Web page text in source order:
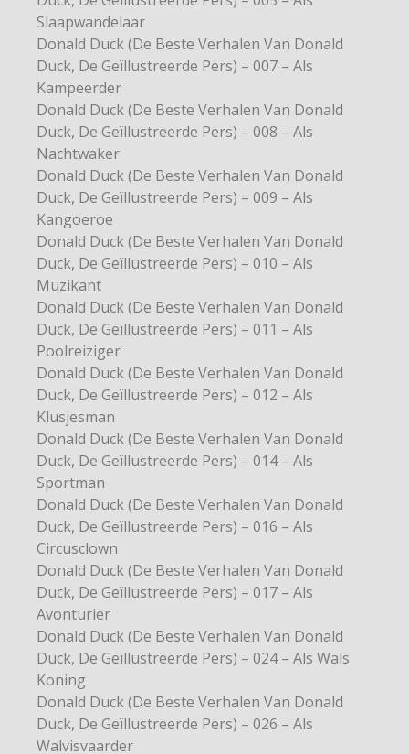
Slaapwandelaar
Donald Duck (De Beste Verhalen Van Donald
Duck, De Geïllustreerde Pers) – 007 – Als
Kampeerder
Donald Duck (De Beste Verhalen Van Donald
Duck, De Geïllustreerde Pers) – 008 – Als
Nachtwaker
Donald Duck (De Beste Verhalen Van Donald
Duck, De Geïllustreerde Pers) – 009 – Als
Kangoeroe
Donald Duck (De Beste Verhalen Van Donald
Duck, De Geïllustreerde Pers) – 010 – Als
Muzikant
Donald Duck (De Beste Verhalen Van Donald
Duck, De Geïllustreerde Pers) – 011 – Als
Poolreiziger
Donald Duck (De Beste Verhalen Van Donald
Duck, De Geïllustreerde Pers) – 012 – Als
Klusjesman
Donald Duck (De Beste Verhalen Van Donald
Duck, De Geïllustreerde Pers) – 014 – Als
Sportman
Donald Duck (De Beste Verhalen Van Donald
Duck, De Geïllustreerde Pers) – 016 – Als
Circusclown
Donald Duck (De Beste Verhalen Van Donald
Duck, De Geïllustreerde Pers) – 017 – Als
Avonturier
Donald Duck (De Beste Verhalen Van Donald
Duck, De Geïllustreerde Pers) – 024 – Als Wals
Koning
Donald Duck (De Beste Verhalen Van Donald
Duck, De Geïllustreerde Pers) – 026 – Als
Walvisvaarder